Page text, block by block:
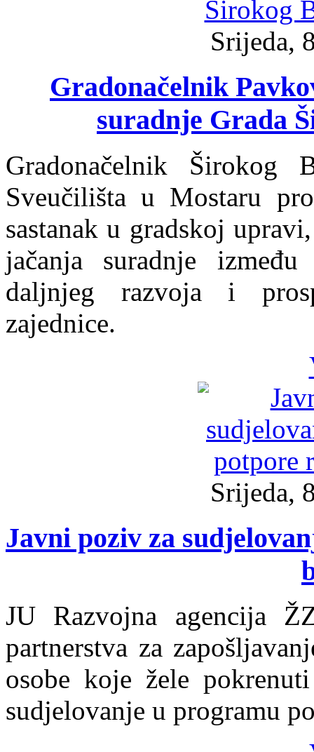
Srijeda,
Gradonačelnik
suradnje Grada
Gradonačelnik
Sveučilišta u Mostaru
sastanak u gradskoj
jačanja suradnje
daljnjeg razvoja i
zajednice.
Srijeda,
Javni poziv za
JU Razvojna agencija
partnerstva za
osobe koje žele
sudjelovanje u programu